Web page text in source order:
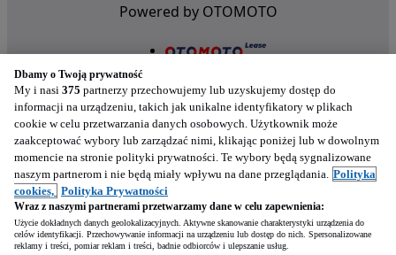
Powered by OTOMOTO
Nasze aplikacje w twoim telefonie
Dbamy o Twoją prywatność
My i nasi 375 partnerzy przechowujemy lub uzyskujemy dostęp do
informacji na urządzeniu, takich jak unikalne identyfikatory w plikach
cookie w celu przetwarzania danych osobowych. Użytkownik może
zaakceptować wybory lub zarządzać nimi, klikając poniżej lub w dowolnym
momencie na stronie polityki prywatności. Te wybory będą sygnalizowane
naszym partnerom i nie będą miały wpływu na dane przeglądania. Polityka
cookies, Polityka Prywatności
Wraz z naszymi partnerami przetwarzamy dane w celu zapewnienia:
Użycie dokładnych danych geolokalizacyjnych. Aktywne skanowanie charakterystyki urządzenia do
celów identyfikacji. Przechowywanie informacji na urządzeniu lub dostęp do nich. Spersonalizowane
reklamy i treści, pomiar reklam i treści, badnie odbiorców i ulepszanie usług.